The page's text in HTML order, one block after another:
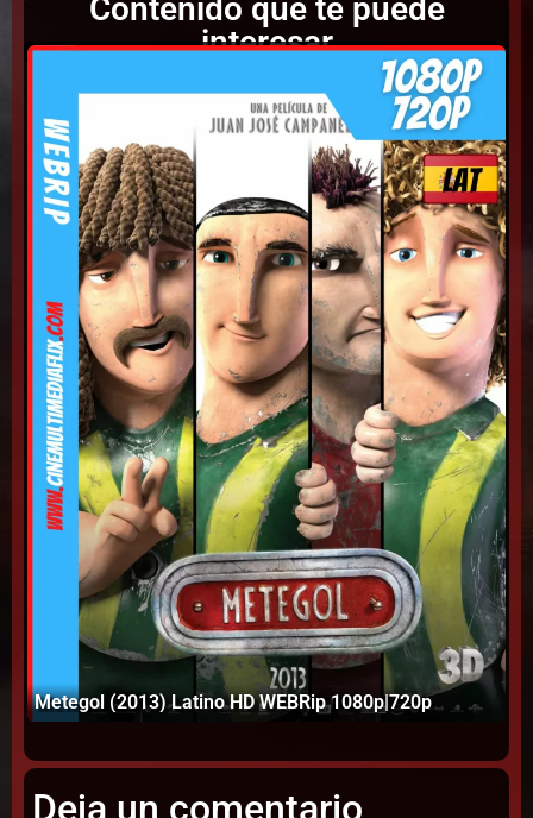
Contenido que te puede
interesar
Metegol (2013) Latino HD WEBRip 1080p|720p
Deja un comentario